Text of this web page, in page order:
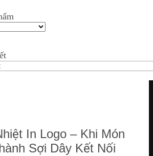
In Logo – Khi Món
Sợi Dây Kết Nối